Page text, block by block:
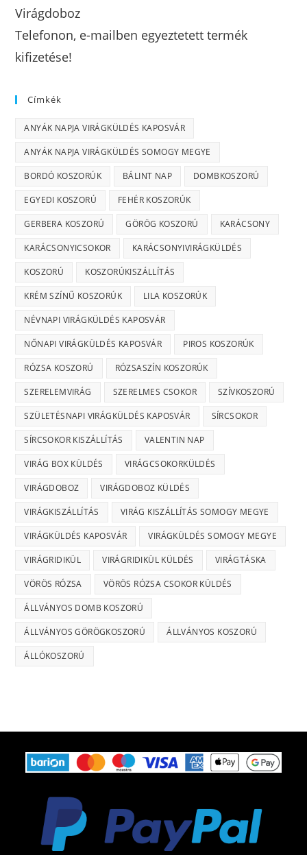
Virágdoboz
Telefonon, e-mailben egyeztetett termék
kifizetése!
Címkék
ANYÁK NAPJA VIRÁGKÜLDÉS KAPOSVÁR
ANYÁK NAPJA VIRÁGKÜLDÉS SOMOGY MEGYE
BORDÓ KOSZORÚK BÁLINT NAP DOMBKOSZORÚ
EGYEDI KOSZORÚ FEHÉR KOSZORÚK
GERBERA KOSZORÚ GÖRÖG KOSZORÚ KARÁCSONY
KARÁCSONYICSOKOR KARÁCSONYIVIRÁGKÜLDÉS
KOSZORÚ KOSZORÚKISZÁLLÍTÁS
KRÉM SZÍNŰ KOSZORÚK LILA KOSZORÚK
NÉVNAPI VIRÁGKÜLDÉS KAPOSVÁR
NŐNAPI VIRÁGKÜLDÉS KAPOSVÁR PIROS KOSZORÚK
RÓZSA KOSZORÚ RÓZSASZÍN KOSZORÚK
SZERELEMVIRÁG SZERELMES CSOKOR SZÍVKOSZORÚ
SZÜLETÉSNAPI VIRÁGKÜLDÉS KAPOSVÁR SÍRCSOKOR
SÍRCSOKOR KISZÁLLÍTÁS VALENTIN NAP
VIRÁG BOX KÜLDÉS VIRÁGCSOKORKÜLDÉS
VIRÁGDOBOZ VIRÁGDOBOZ KÜLDÉS
VIRÁGKISZÁLLÍTÁS VIRÁG KISZÁLLÍTÁS SOMOGY MEGYE
VIRÁGKÜLDÉS KAPOSVÁR VIRÁGKÜLDÉS SOMOGY MEGYE
VIRÁGRIDIKÜL VIRÁGRIDIKÜL KÜLDÉS VIRÁGTÁSKA
VÖRÖS RÓZSA VÖRÖS RÓZSA CSOKOR KÜLDÉS
ÁLLVÁNYOS DOMB KOSZORÚ
ÁLLVÁNYOS GÖRÖGKOSZORÚ ÁLLVÁNYOS KOSZORÚ
ÁLLÓKOSZORÚ